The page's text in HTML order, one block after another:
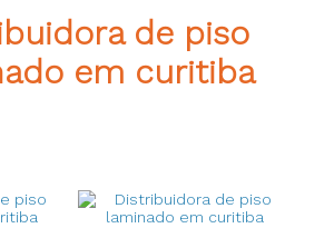
de piso
em curitiba